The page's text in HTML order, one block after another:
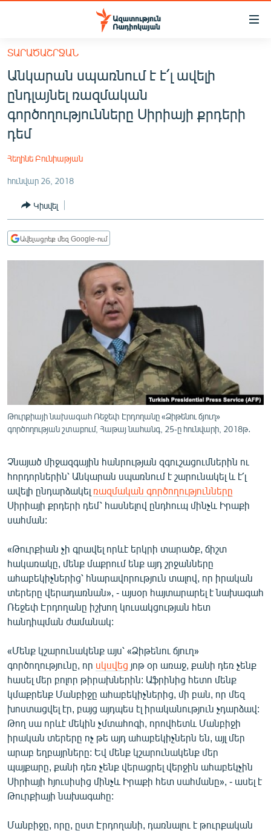
Մատչելիության
հիմնական
բովանդակությանը
Անցնել
հիմնական
մենյուին
Որոնում
ՀԱՅԱՍՏԱՆ
ՔԱՂԱՔԱԿԱՆ
ԸՆՏՐՈՒԹՅՈՒՆՆԵՐ 2026
ՊԱՏԵՐԱԶՄԻ 6 ՇԱԲԱԹՆԵՐԸ
ՏԱՐԱԾԱՇՐՋԱՆ
ՄԵԿՆԱԲԱՆՈՒԹՅՈՒՆ
ՏՏ ԵՒ ԻՆՏԵՐՆԵՏ
ԿՈՐՈՆԱՎԻՐՈՒՍ
ԱՐԽԻՎ
ՏԵՍԱՆՅՈՒԹԵՐ
ԲԱՆԱՎԵՃ
ՁԳՏԵԼՈՎ ԼԱՎԱԳՈՒՅՆԻՆ
ՓՈԴՔԱՍԹ
English
Русский
ՀԵՏԵՎԵՔ ՄԵԶ
«Ազատության» բոլոր կայքերը
ՏԱՐԱԾԱՇՐՋԱՆ
Անկարան սպառնում է է՛լ ավելի
ընդլայնել ռազմական
գործողությունները Սիրիայի քրդերի
դեմ
Հեղինե Բունիաթյան
հունվար 26, 2018
Կիսվել
Ավելացրեք մեզ Google-ում
Թուրքիայի նախագահ Ռեջեփ Էրդողանը «Ձիթենու ճյուղ»
գործողության շտաբում, Հաթայ նահանգ, 25-ը հունվարի, 2018թ․
Չնայած միջազգային հանրության զգուշացումներին ու
հորդորներին՝ Անկարան սպառնում է շարունակել և է՛լ
ավելի ընդարձակել ռազմական գործողությունները
Սիրիայի քրդերի դեմ՝ հասնելով ընդհուպ մինչև Իրաքի
սահման:
«Թուրքիան չի գրավել որևէ երկրի տարածք, ճիշտ
հակառակը, մենք մաքրում ենք այդ շրջանները
ահաբեկիչներից՝ հնարավորություն տալով, որ իրական
տերերը վերադառնան», - այսօր հայտարարել է նախագահ
Ռեջեփ Էրդողանը իշխող կուսակցության հետ
հանդիպման ժամանակ:
«Մենք կշարունակենք այս՝ «Ձիթենու ճյուղ»
գործողությունը, որ սկսվեց յոթ օր առաջ, քանի դեռ չենք
հասել մեր բոլոր թիրախներին: Աֆրինից հետո մենք
կմաքրենք Մանբիջը ահաբեկիչներից, մի բան, որ մեզ
խոստացվել էր, բայց այդպես էլ իրականություն չդարձավ:
Թող սա որևէ մեկին չմտահոգի, որովհետև Մանբիջի
իրական տերերը ոչ թե այդ ահաբեկիչներն են, այլ մեր
արաբ եղբայրները: Եվ մենք կշարունակենք մեր
պայքարը, քանի դեռ չենք վերացրել վերջին ահաբեկչին
Սիրիայի հյուսիսից մինչև Իրաքի հետ սահմանը», - ասել է
Թուրքիայի նախագահը:
Մանբիջը, որը, ըստ Էրդողանի, դառնալու է թուրքական